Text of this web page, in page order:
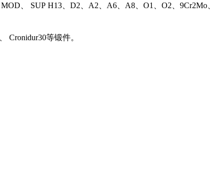
、 SUP H13、D2、A2、A6、A8、O1、O2、9Cr2Mo、
Cronidur30等锻件。